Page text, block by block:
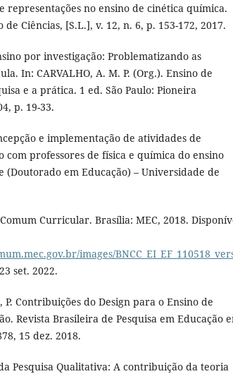
representações no ensino de cinética química.
Ciências, [S.L.], v. 12, n. 6, p. 153-172, 2017.
por investigação: Problematizando as
In: CARVALHO, A. M. P. (Org.). Ensino de
e a prática. 1 ed. São Paulo: Pioneira
p. 19-33.
e implementação de atividades de
com professores de física e química do ensino
(Doutorado em Educação) – Universidade de
Curricular. Brasília: MEC, 2018.
images/
set. 2022.
P. Contribuições do Design para o Ensino de
Revista Brasileira de Pesquisa em Educação
15 dez. 2018.
Pesquisa Qualitativa: A contribuição da teoria